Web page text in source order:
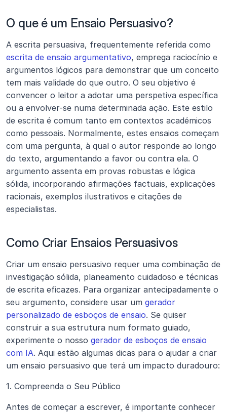
O que é um Ensaio Persuasivo?
escrita de ensaio argumentativo, emprega raciocínio e
argumentos lógicos para demonstrar que um conceito
tem mais validade do que outro. O seu objetivo é
convencer o leitor a adotar uma perspetiva específica
ou a envolver-se numa determinada ação. Este estilo
de escrita é comum tanto em contextos académicos
como pessoais. Normalmente, estes ensaios começam
com uma pergunta, à qual o autor responde ao longo
do texto, argumentando a favor ou contra ela. O
argumento assenta em provas robustas e lógica
sólida, incorporando afirmações factuais, explicações
racionais, exemplos ilustrativos e citações de
especialistas.
Como Criar Ensaios Persuasivos
Criar um ensaio persuasivo requer uma combinação de
investigação sólida, planeamento cuidadoso e técnicas
de escrita eficazes. Para organizar antecipadamente o
seu argumento, considere usar um gerador
personalizado de esboços de ensaio. Se quiser
construir a sua estrutura num formato guiado,
experimente o nosso gerador de esboços de ensaio
com IA. Aqui estão algumas dicas para o ajudar a criar
um ensaio persuasivo que terá um impacto duradouro:
1. Compreenda o Seu Público
Antes de começar a escrever, é importante conhecer